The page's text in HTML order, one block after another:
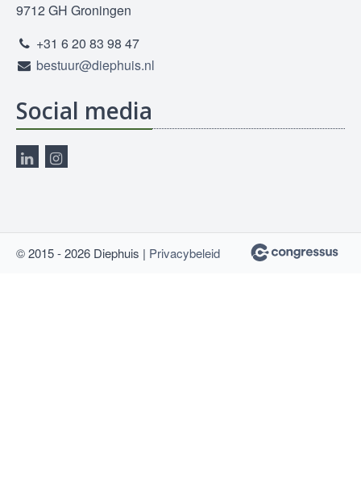
9712 GH Groningen
+31 6 20 83 98 47
bestuur@diephuis.nl
Social media
© 2015 - 2026 Diephuis | Privacybeleid